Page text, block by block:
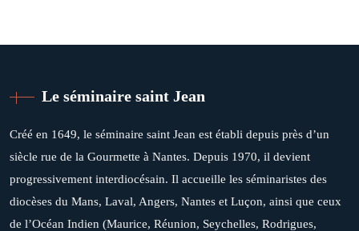
Le séminaire saint Jean
Créé en 1649, le séminaire saint Jean est établi depuis près d’un
siècle rue de la Gourmette à Nantes. Depuis 1970, il devient
progressivement interdiocésain. Il accueille les séminaristes des
diocèses du Mans, Laval, Angers, Nantes et Luçon, ainsi que ceux
de l’Océan Indien (Maurice, Réunion, Seychelles, Rodrigues,